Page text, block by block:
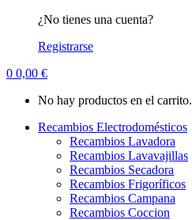
¿No tienes una cuenta?
Registrarse
0 0,00 €
No hay productos en el carrito.
Recambios Electrodomésticos
Recambios Lavadora
Recambios Lavavajillas
Recambios Secadora
Recambios Frigoríficos
Recambios Campana
Recambios Coccion